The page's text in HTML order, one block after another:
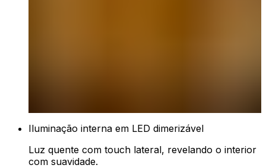
Iluminação interna em LED dimerizável
Luz quente com touch lateral, revelando o interior
com suavidade.